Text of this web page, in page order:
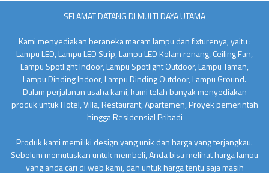
SELAMAT DATANG DI MULTI DAYA UTAMA
Kami menyediakan beraneka macam lampu dan fixturenya, yaitu :
Lampu LED, Lampu LED Strip, Lampu LED Kolam renang, Ceiling Fan,
Lampu Spotlight Indoor, Lampu Spotlight Outdoor, Lampu Taman,
Lampu Dinding Indoor, Lampu Dinding Outdoor, Lampu Ground.
Dalam perjalanan usaha kami, kami telah banyak menyediakan
produk untuk Hotel, Villa, Restaurant, Apartemen, Proyek pemerintah
hingga Residensial Pribadi
Produk kami memiliki design yang unik dan harga yang terjangkau.
Sebelum memutuskan untuk membeli, Anda bisa melihat harga lampu
yang anda cari di web kami, dan untuk harga tentu saja masih